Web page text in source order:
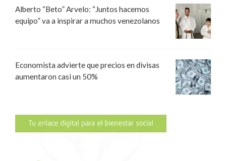
Alberto “Beto” Arvelo: “Juntos hacemos
equipo” va a inspirar a muchos venezolanos
Economista advierte que precios en divisas
aumentaron casi un 50%